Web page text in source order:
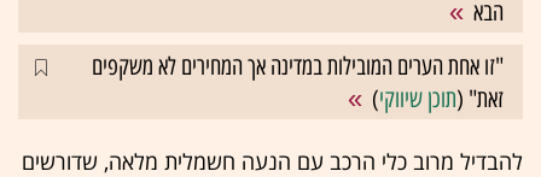
הבא
"זו אחת הערים המובילות במדינה אך המחירים לא משקפים
זאת" (תוכן שיווקי)
להבדיל מרוב כלי הרכב עם הנעה חשמלית מלאה, שדורשים